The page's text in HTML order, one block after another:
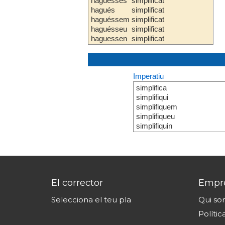
hagués
haguéssem
haguésseu
haguessen
simplificat
simplificat
simplificat
simplificat
Imperatiu
simplifica
simplifiqui
simplifiquem
simplifiqueu
simplifiquin
El corrector
Selecciona el teu pla
Qui